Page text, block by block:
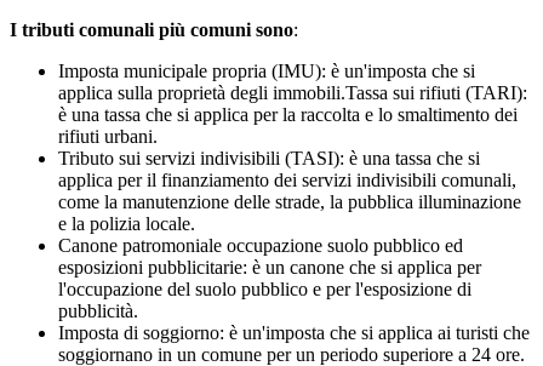
I tributi comunali più comuni sono:
Imposta municipale propria (IMU): è un'imposta che si
applica sulla proprietà degli immobili.Tassa sui rifiuti (TARI):
è una tassa che si applica per la raccolta e lo smaltimento dei
rifiuti urbani.
Tributo sui servizi indivisibili (TASI): è una tassa che si
applica per il finanziamento dei servizi indivisibili comunali,
come la manutenzione delle strade, la pubblica illuminazione
e la polizia locale.
Canone patromoniale occupazione suolo pubblico ed
esposizioni pubblicitarie: è un canone che si applica per
l'occupazione del suolo pubblico e per l'esposizione di
pubblicità.
Imposta di soggiorno: è un'imposta che si applica ai turisti che
soggiornano in un comune per un periodo superiore a 24 ore.